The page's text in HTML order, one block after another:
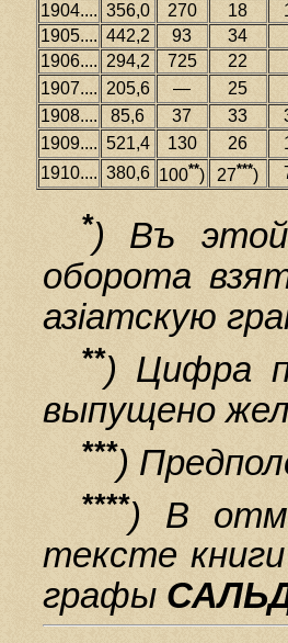
1904.... 356,0 270 18
1905.... 442,2 93
34
1906.... 294,2 725
22
1907.... 205,6 —
25
1908....
85,6 37 33
1909.... 521,4 130 26
1910.... 380,6 100**) 27***)
*) Въ этой
оборота
азiатскую
**) Цифра
выпущено
***)
****) В
тексте
графы